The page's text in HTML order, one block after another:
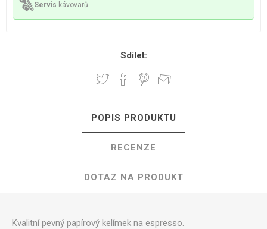
Servis kávovarů
Sdílet:
POPIS PRODUKTU
RECENZE
DOTAZ NA PRODUKT
Kvalitní pevný papírový kelímek na espresso.